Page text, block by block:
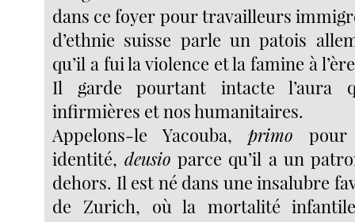
dans ce foyer pour travailleurs
d’ethnie suisse parle un patois
qu’il a fui la violence et la famine à
Il garde pourtant intacte l’aura
infirmières et nos humanitaires.
Appelons-le Yacouba,primo pour
identité, deusio parce qu’il a un
dehors. Il est né dans une insalubre
de Zurich, où la mortalité